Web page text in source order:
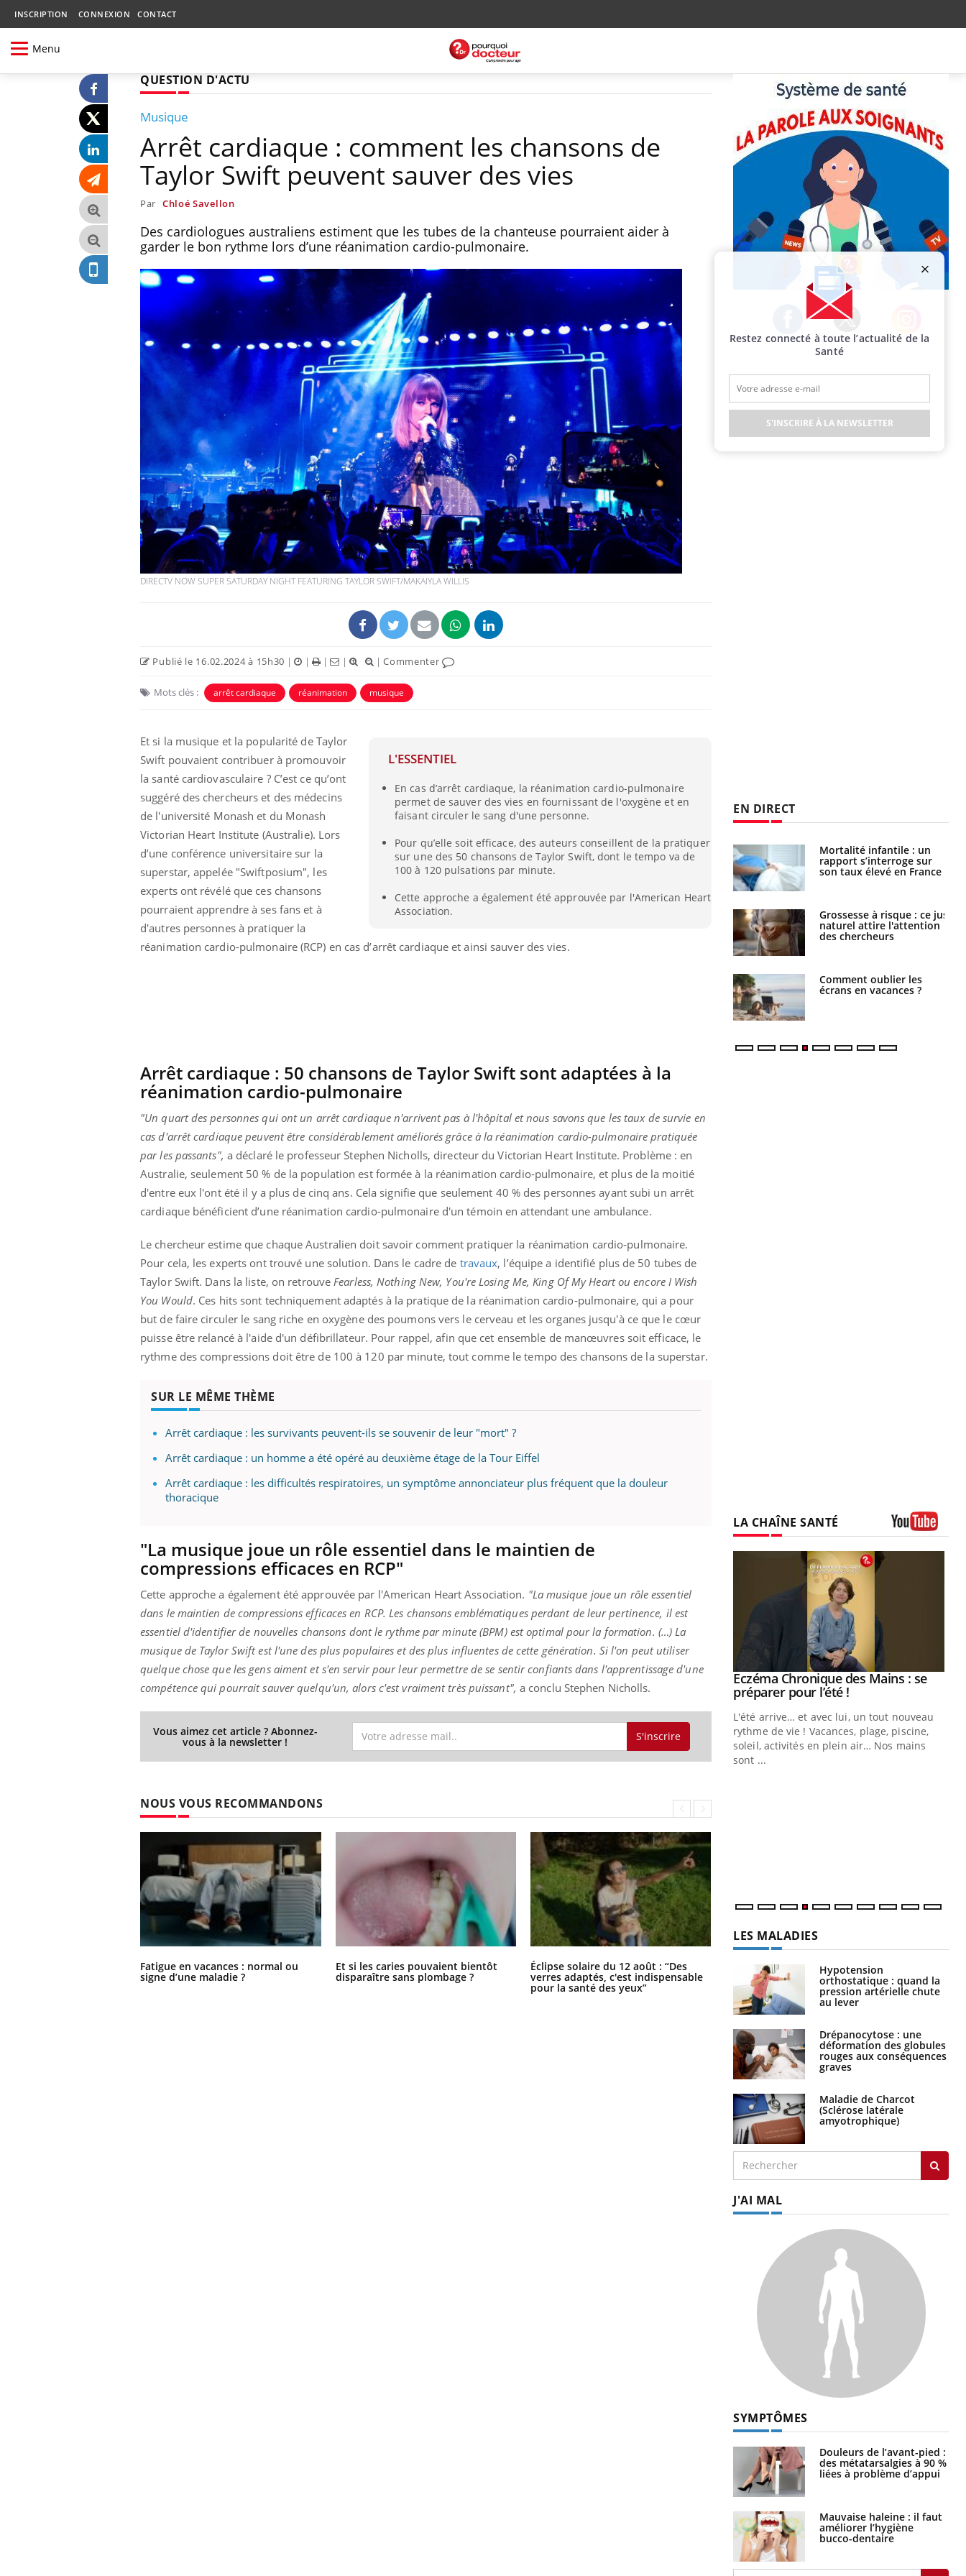
INSCRIPTION CONNEXION CONTACT
Menu
QUESTION D'ACTU
Musique
Arrêt cardiaque : comment les chansons de
Taylor Swift peuvent sauver des vies
Par Chloé Savellon
Des cardiologues australiens estiment que les tubes de la chanteuse pourraient aider à
garder le bon rythme lors d’une réanimation cardio-pulmonaire.
DIRECTV NOW SUPER SATURDAY NIGHT FEATURING TAYLOR SWIFT/MAKAIYLA WILLIS
Publié le 16.02.2024 à 15h30 | | | | |Commenter
Mots clés : arrêt cardiaque réanimation musique
L'ESSENTIEL
En cas d’arrêt cardiaque, la réanimation cardio-pulmonaire
permet de sauver des vies en fournissant de l'oxygène et en
faisant circuler le sang d'une personne.
Pour qu’elle soit efficace, des auteurs conseillent de la pratiquer
sur une des 50 chansons de Taylor Swift, dont le tempo va de
100 à 120 pulsations par minute.
Cette approche a également été approuvée par l'American Heart
Association.
Et si la musique et la popularité de Taylor
Swift pouvaient contribuer à promouvoir
la santé cardiovasculaire ? C’est ce qu’ont
suggéré des chercheurs et des médecins
de l'université Monash et du Monash
Victorian Heart Institute (Australie). Lors
d’une conférence universitaire sur la
superstar, appelée "Swiftposium", les
experts ont révélé que ces chansons
pourraient apprendre à ses fans et à
d'autres personnes à pratiquer la
réanimation cardio-pulmonaire (RCP) en cas d’arrêt cardiaque et ainsi sauver des vies.
Arrêt cardiaque : 50 chansons de Taylor Swift sont adaptées à la
réanimation cardio-pulmonaire
"Un quart des personnes qui ont un arrêt cardiaque n'arrivent pas à l'hôpital et nous savons que les taux de survie en
cas d'arrêt cardiaque peuvent être considérablement améliorés grâce à la réanimation cardio-pulmonaire pratiquée
par les passants", a déclaré le professeur Stephen Nicholls, directeur du Victorian Heart Institute. Problème : en
Australie, seulement 50 % de la population est formée à la réanimation cardio-pulmonaire, et plus de la moitié
d'entre eux l'ont été il y a plus de cinq ans. Cela signifie que seulement 40 % des personnes ayant subi un arrêt
cardiaque bénéficient d’une réanimation cardio-pulmonaire d'un témoin en attendant une ambulance.
Le chercheur estime que chaque Australien doit savoir comment pratiquer la réanimation cardio-pulmonaire.
Pour cela, les experts ont trouvé une solution. Dans le cadre de travaux, l’équipe a identifié plus de 50 tubes de
Taylor Swift. Dans la liste, on retrouve Fearless, Nothing New, You're Losing Me, King Of My Heart ou encore I Wish
You Would. Ces hits sont techniquement adaptés à la pratique de la réanimation cardio-pulmonaire, qui a pour
but de faire circuler le sang riche en oxygène des poumons vers le cerveau et les organes jusqu'à ce que le cœur
puisse être relancé à l'aide d'un défibrillateur. Pour rappel, afin que cet ensemble de manœuvres soit efficace, le
rythme des compressions doit être de 100 à 120 par minute, tout comme le tempo des chansons de la superstar.
SUR LE MÊME THÈME
Arrêt cardiaque : les survivants peuvent-ils se souvenir de leur "mort" ?
Arrêt cardiaque : un homme a été opéré au deuxième étage de la Tour Eiffel
Arrêt cardiaque : les difficultés respiratoires, un symptôme annonciateur plus fréquent que la douleur
thoracique
"La musique joue un rôle essentiel dans le maintien de
compressions efficaces en RCP"
Cette approche a également été approuvée par l'American Heart Association. "La musique joue un rôle essentiel
dans le maintien de compressions efficaces en RCP. Les chansons emblématiques perdant de leur pertinence, il est
essentiel d'identifier de nouvelles chansons dont le rythme par minute (BPM) est optimal pour la formation. (…) La
musique de Taylor Swift est l'une des plus populaires et des plus influentes de cette génération. Si l'on peut utiliser
quelque chose que les gens aiment et s'en servir pour leur permettre de se sentir confiants dans l'apprentissage d'une
compétence qui pourrait sauver quelqu'un, alors c'est vraiment très puissant", a conclu Stephen Nicholls.
Vous aimez cet article ? Abonnez-
vous à la newsletter ! S'inscrire
NOUS VOUS RECOMMANDONS
Fatigue en vacances : normal ou
signe d’une maladie ?
Et si les caries pouvaient bientôt
disparaître sans plombage ?
Éclipse solaire du 12 août : “Des
verres adaptés, c'est indispensable
pour la santé des yeux”
Les troubles du sommeil modifient
votre cerveau !
Facebook Twitter Instagram
EN DIRECT
Fatigue en vacances :
normal ou signe d’une
maladie ?
Et si les caries pouvaient
bientôt disparaître sans
plombage ?
Les troubles du sommeil
modifient votre cerveau !
Mon enfant est-il trop
Syndrome métabolique :
quels sont les meilleurs
Mortalité infantile : un
rapport s’interroge sur
son taux élevé en France
Grossesse à risque : ce jus
naturel attire l'attention
des chercheurs
Comment oublier les
écrans en vacances ?
LA CHAÎNE SANTÉ
Eczéma Chronique des Mains :
expliquer ma maladieYoutube
d'autres non ! D'un côté, poser des
questions sur la maladie d'un proche c'est
Carence en fer : comprendre pour
prévenir Youtube
même alopécie… Les symptômes de la
...
Youtube
Insuline & Charge mentale : et si on
osait en parler??Youtube
reste entourée d'idées reçues chez les
patients comme parfois chez les soignants.
Youtube
Eczéma Chronique des Mains : se
préparer pour l’été !Youtube
L'été arrive… et avec lui, un tout nouveau
rythme de vie ! Vacances, plage, piscine,
soleil, activités en plein air… Nos mains
sont ...
LES MALADIES
Hypotension
orthostatique : quand la
pression artérielle chute
au lever
Drépanocytose : une
déformation des globules
rouges aux conséquences
graves
Maladie de Charcot
(Sclérose latérale
amyotrophique)
J'AI MAL
SYMPTÔMES
Douleurs de l’avant-pied :
des métatarsalgies à 90 %
liées à problème d’appui
Mauvaise haleine : il faut
améliorer l’hygiène
bucco-dentaire
Restez connecté à toute l’actualité de la
Santé
S'INSCRIRE À LA NEWSLETTER